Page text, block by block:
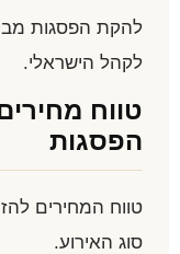
להקת הפסגות
לקהל הישראלי.
טווח
הפסגות
טווח המחירים
סוג האירוע.